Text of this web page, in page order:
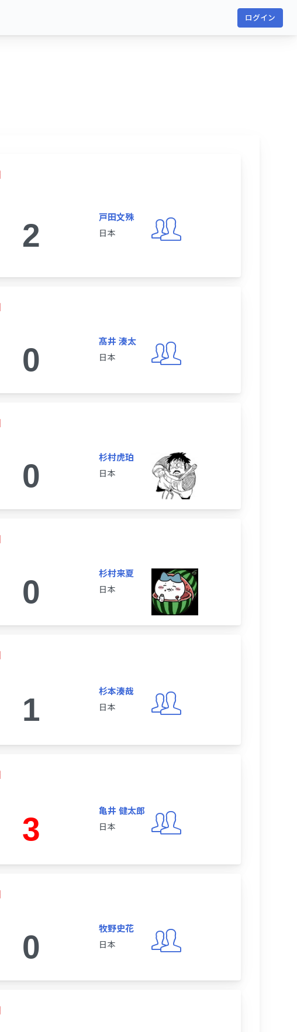
ログイン
2
戸田文殊
日本
0
髙井 湊太
日本
0
杉村虎珀
日本
0
杉村来夏
日本
1
杉本湊哉
日本
3
亀井 健太郎
日本
0
牧野史花
日本